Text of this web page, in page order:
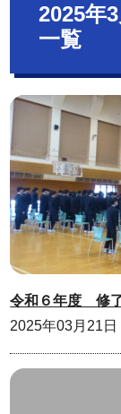
2025年
一覧
令和６年度 修
2025年03月21日